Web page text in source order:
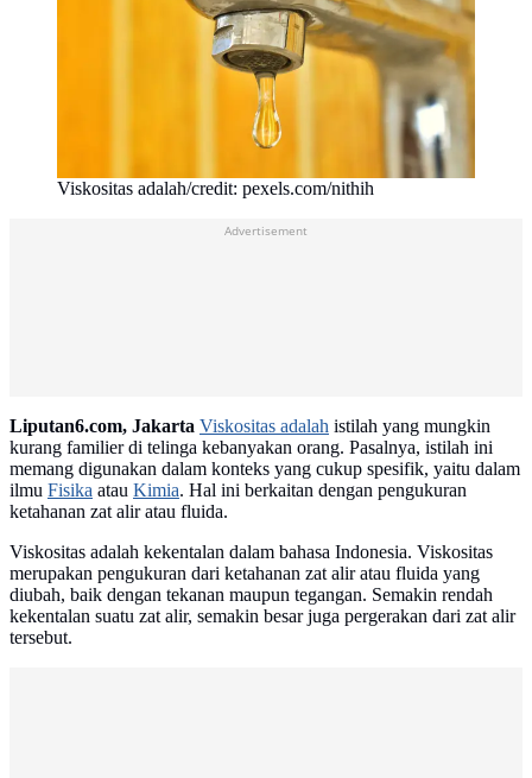
Viskositas adalah/credit: pexels.com/nithih
Advertisement
Liputan6.com, Jakarta Viskositas adalah istilah yang mungkin
kurang familier di telinga kebanyakan orang. Pasalnya, istilah ini
memang digunakan dalam konteks yang cukup spesifik, yaitu dalam
ilmu Fisika atau Kimia. Hal ini berkaitan dengan pengukuran
ketahanan zat alir atau fluida.
Viskositas adalah kekentalan dalam bahasa Indonesia. Viskositas
merupakan pengukuran dari ketahanan zat alir atau fluida yang
diubah, baik dengan tekanan maupun tegangan. Semakin rendah
kekentalan suatu zat alir, semakin besar juga pergerakan dari zat alir
tersebut.